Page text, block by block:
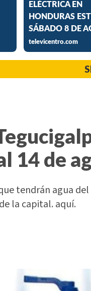
14 de
tendrán agua
la capital. aquí.